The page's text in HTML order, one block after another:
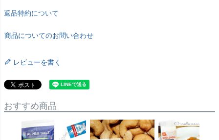
返品特約について
商品についてのお問い合わせ
レビューを書く
おすすめ商品